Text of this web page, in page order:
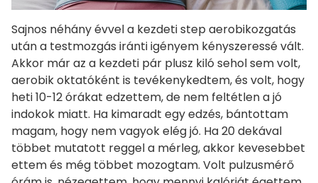
Sajnos néhány évvel a kezdeti step aerobikozgatás
után a testmozgás iránti igényem kényszeressé vált.
Akkor már az a kezdeti pár plusz kiló sehol sem volt,
aerobik oktatóként is tevékenykedtem, és volt, hogy
heti 10-12 órákat edzettem, de nem feltétlen a jó
indokok miatt. Ha kimaradt egy edzés, bántottam
magam, hogy nem vagyok elég jó. Ha 20 dekával
többet mutatott reggel a mérleg, akkor kevesebbet
ettem és még többet mozogtam. Volt pulzusmérő